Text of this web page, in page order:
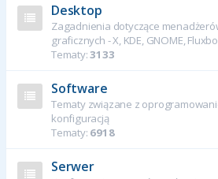
Desktop
Zagadnienia dotyczące
graficznych - X, KDE, GNOME,
Tematy:3133
Software
Tematy związane z
konfiguracją
Tematy: 6918
Serwer